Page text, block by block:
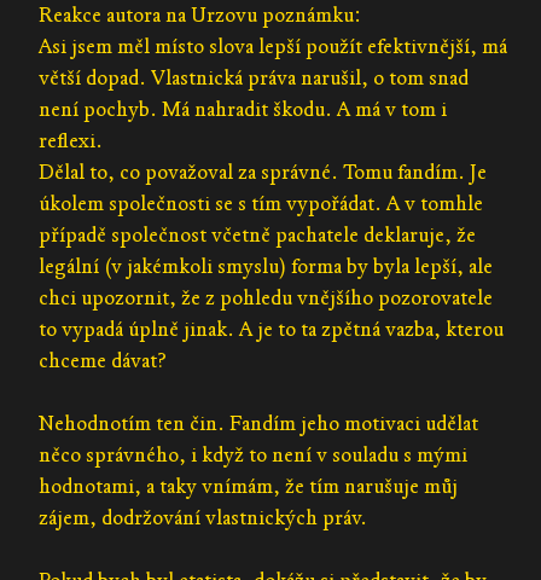
Reakce autora na Urzovu poznámku:
Asi jsem měl místo slova lepší použít efektivnější, má
větší dopad. Vlastnická práva narušil, o tom snad
není pochyb. Má nahradit škodu. A má v tom i
reflexi.
Dělal to, co považoval za správné. Tomu fandím. Je
úkolem společnosti se s tím vypořádat. A v tomhle
případě společnost včetně pachatele deklaruje, že
legální (v jakémkoli smyslu) forma by byla lepší, ale
chci upozornit, že z pohledu vnějšího pozorovatele
to vypadá úplně jinak. A je to ta zpětná vazba, kterou
chceme dávat?
Nehodnotím ten čin. Fandím jeho motivaci udělat
něco správného, i když to není v souladu s mými
hodnotami, a taky vnímám, že tím narušuje můj
zájem, dodržování vlastnických práv.